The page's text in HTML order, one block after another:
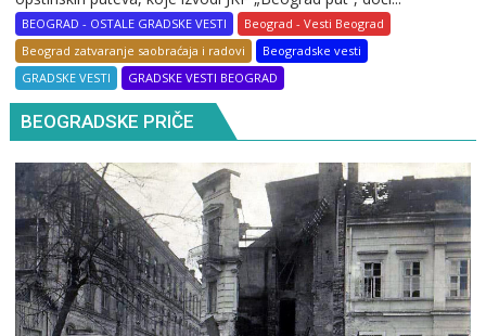
BEOGRAD - OSTALE GRADSKE VESTI
Beograd - Vesti Beograd
Beograd zatvaranje saobraćaja i radovi
Beogradske vesti
GRADSKE VESTI
GRADSKE VESTI BEOGRAD
BEOGRADSKE PRIČE